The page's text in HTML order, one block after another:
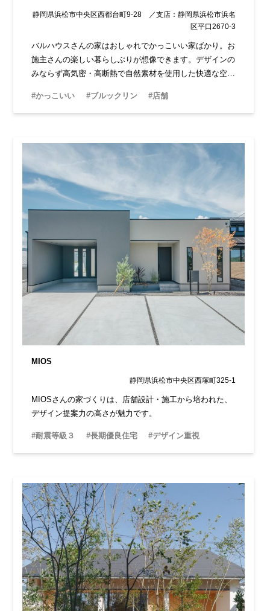
静岡県浜松市中央区西都台町9-28 ／支店：静岡県浜松市浜名
区平口2670-3
バルハウスさんの家はおしゃれでかっこいい家ばかり。お
施主さんの楽しい暮らしぶりが想像できます。デザインの
みならず高気密・高断熱で自然素材を使用した快適な空間
安心な家づくりを提案してくれます。
#かっこいい #ブルックリン #店舗
MIOS
静岡県浜松市中央区西塚町325-1
MIOSさんの家づくりは、店舗設計・施工から培われた、
デザイン提案力の高さが魅力です。
#耐震等級３ #長期優良住宅 #デザイン重視